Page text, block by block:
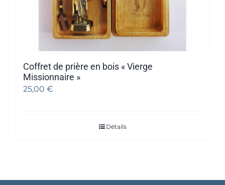
Coffret de prière en bois « Vierge
Missionnaire »
25,00 €
Détails